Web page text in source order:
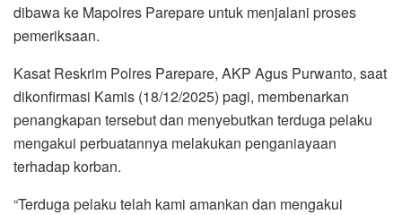
dibawa ke Mapolres Parepare untuk menjalani proses
pemeriksaan.
Kasat Reskrim Polres Parepare, AKP Agus Purwanto, saat
dikonfirmasi Kamis (18/12/2025) pagi, membenarkan
penangkapan tersebut dan menyebutkan terduga pelaku
mengakui perbuatannya melakukan penganiayaan
terhadap korban.
“Terduga pelaku telah kami amankan dan mengakui